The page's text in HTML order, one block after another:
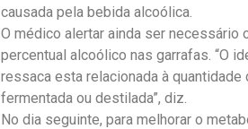
causada pela bebida alcoólica.
O médico alertar ainda ser
percentual alcoólico nas garrafas. “O
ressaca esta relacionada à
fermentada ou destilada”, diz.
No dia seguinte, para melhorar o